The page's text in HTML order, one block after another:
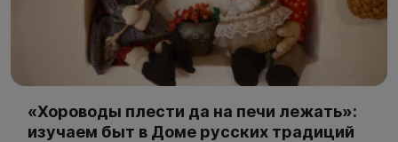
«Хороводы плести да на печи лежать»:
изучаем быт в Доме русских традиций